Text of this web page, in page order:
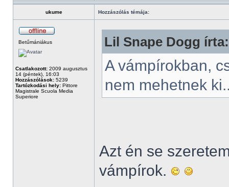
ukume Hozzászólás témája:
Betűmániákus
Csatlakozott: 2009 augusztus
14 (péntek), 16:03
Hozzászólások: 5239
Tartózkodási hely: Pittore
Magistrale Scuola Media
Superiore
Lil Snape Dogg írta:
A vámpírokban,
nem mehetnek
Azt én se
vámpírok.